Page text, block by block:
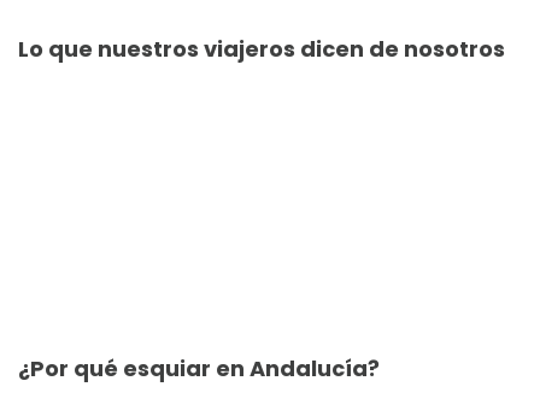
Lo que nuestros viajeros dicen de nosotros
¿Por qué esquiar en Andalucía?